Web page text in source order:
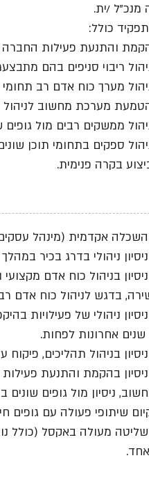
מנכ"ל /ית.
כולל:
והתנעת פעילות החברה
ריבוי סניפים בהם
מערך כוח אדם רב
מערכת מחשוב לניהול
ממשקים רבים מול גופים
ספקים בתחומי תוכן
בקרה פנימית.
אקדמית (מינהל
ניהולי בדרג בכיר במהלך 10 שנים אחרונות - חובה.
בדגש לניהול כוח אדם
בניהול תהליכים,
בהקמת והתנעת
ניסיון מול גופים
שיתופי פעולה עם גופים
מעולה באקסל (כולל